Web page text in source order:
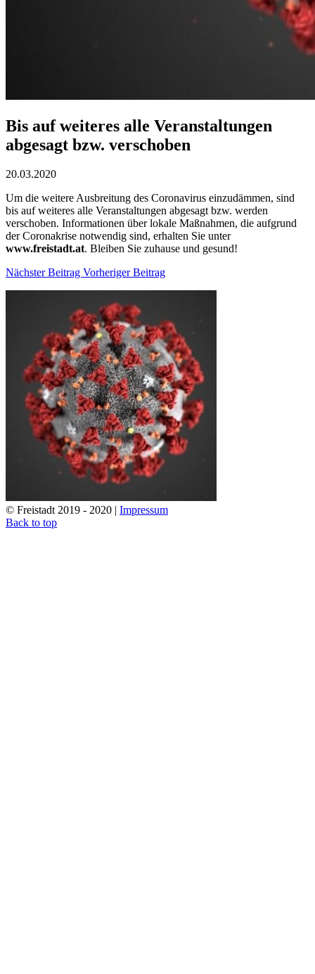
Bis auf weiteres alle Veranstaltungen
abgesagt bzw. verschoben
20.03.2020
Um die weitere Ausbreitung des Coronavirus einzudämmen, sind
bis auf weiteres alle Veranstaltungen abgesagt bzw. werden
verschoben. Informationen über lokale Maßnahmen, die aufgrund
der Coronakrise notwendig sind, erhalten Sie unter
www.freistadt.at. Bleiben Sie zuhause und gesund!
Nächster Beitrag Vorheriger Beitrag
© Freistadt 2019 - 2020 | Impressum
Back to top